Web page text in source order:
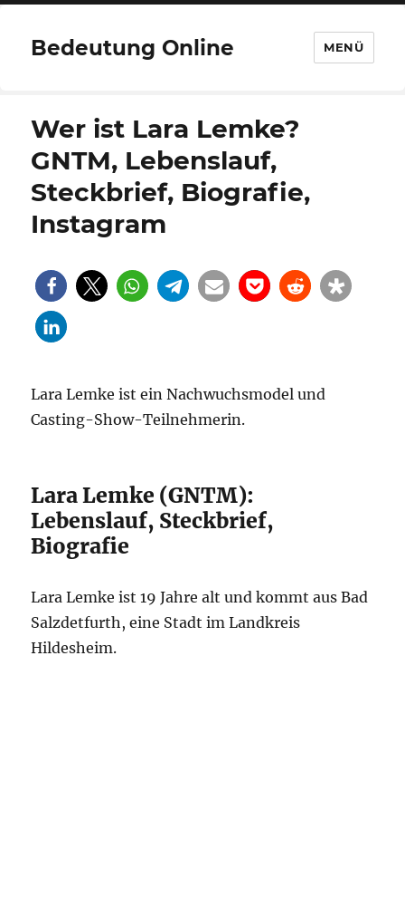
Bedeutung Online MENÜ
Wer ist Lara Lemke?
GNTM, Lebenslauf,
Steckbrief, Biografie,
Instagram
Lara Lemke ist ein Nachwuchsmodel und
Casting-Show-Teilnehmerin.
Lara Lemke (GNTM):
Lebenslauf, Steckbrief,
Biografie
Lara Lemke ist 19 Jahre alt und kommt aus Bad
Salzdetfurth, eine Stadt im Landkreis
Hildesheim.